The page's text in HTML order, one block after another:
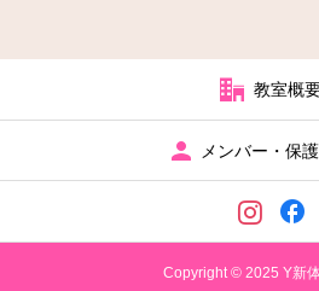
教室概
メンバー・保
Copyright © 2025 Y新